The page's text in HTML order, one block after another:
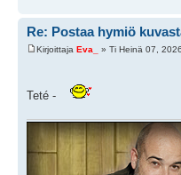
Re: Postaa hymiö
Kirjoittaja Eva_ » Ti Heinä 07,
Teté -